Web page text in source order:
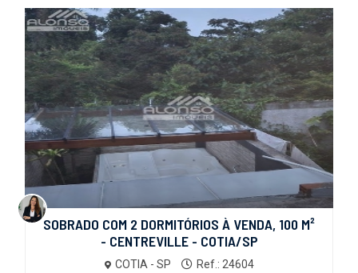
SOBRADO COM 2 DORMITÓRIOS À VENDA, 100 M²
- CENTREVILLE - COTIA/SP
COTIA - SP Ref.: 24604